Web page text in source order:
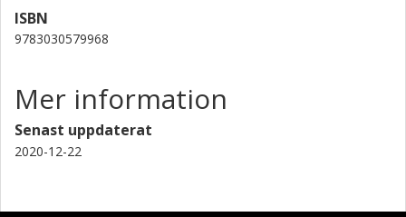
ISBN
9783030579968
Mer information
Senast uppdaterat
2020-12-22